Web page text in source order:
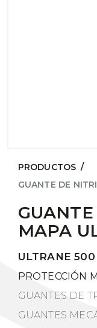
PRODUCTOS /
GUANTE DE
MAPA
ULTRANE 500
PROTECCIÓN
GUANTES DE
GUANTES